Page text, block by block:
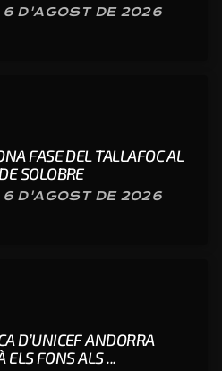
6 D'AGOST DE 2026
FASE DEL TALLAFOC AL
SOLOBRE
6 D'AGOST DE 2026
D’UNICEF ANDORRA
ELS FONS ALS ...